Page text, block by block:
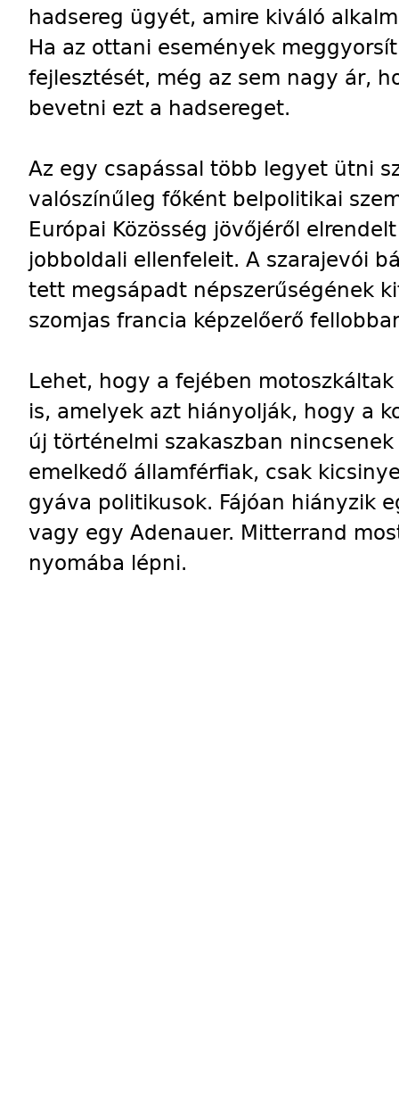
hadsereg ügyét, amire kiváló
Ha az ottani események
fejlesztését, még az sem nagy ár,
bevetni ezt a hadsereget.
Az egy csapással több legyet ütni
valószínűleg főként belpolitikai
Európai Közösség jövőjéről
jobboldali ellenfeleit. A szarajevói
tett megsápadt népszerűségének
szomjas francia képzelőerő
Lehet, hogy a fejében
is, amelyek azt hiányolják, hogy a
új történelmi szakaszban
emelkedő államférfiak, csak
gyáva politikusok. Fájóan hiányzik
vagy egy Adenauer. Mitterrand
nyomába lépni.